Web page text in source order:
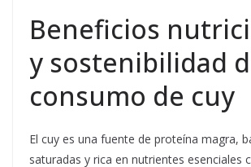
Beneficios
y sostenibilidad
consumo de cuy
El cuy es una fuente de proteína magra,
saturadas y rica en nutrientes esenciales